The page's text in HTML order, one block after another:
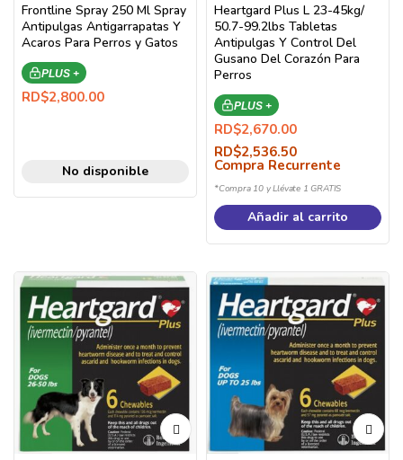
Frontline Spray 250 Ml Spray
Antipulgas Antigarrapatas Y
Acaros Para Perros y Gatos
PLUS +
RD$2,800.00
No disponible
Heartgard Plus L 23-45kg/
50.7-99.2lbs Tabletas
Antipulgas Y Control Del
Gusano Del Corazón Para
Perros
PLUS +
RD$2,670.00
RD$2,536.50
Compra Recurrente
*Compra 10 y Llévate 1 GRATIS
Añadir al carrito